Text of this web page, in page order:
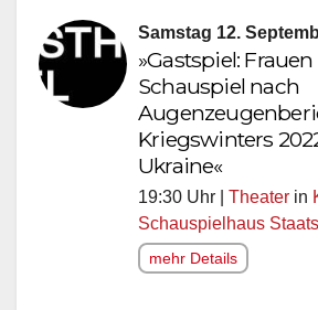
Samstag 12.
»Gastspiel:
Schauspiel nach
Kriegswinters
Ukraine«
19:30 Uhr | Theater in
Schauspielhaus
mehr Details